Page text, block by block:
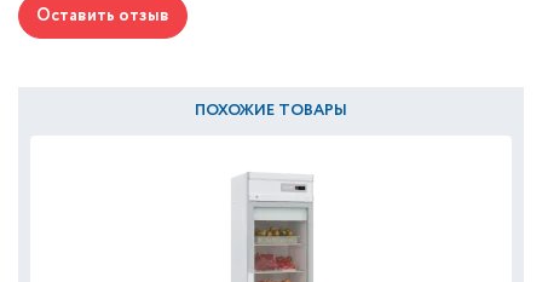
Оставить отзыв
ПОХОЖИЕ ТОВАРЫ